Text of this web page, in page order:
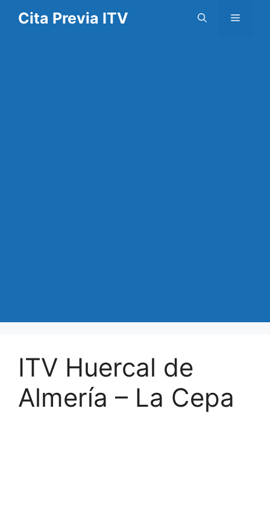
Cita Previa ITV Menú
ITV Huercal de
Almería – La Cepa